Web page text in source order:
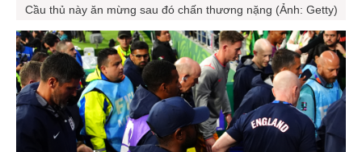
Cầu thủ này ăn mừng sau đó chấn thương nặng (Ảnh: Getty)